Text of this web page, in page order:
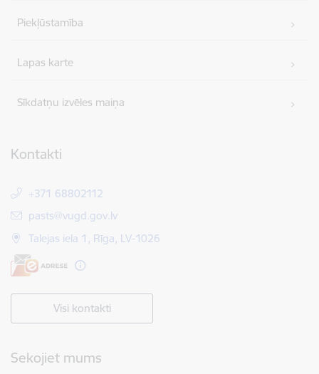
Piekļūstamība
Lapas karte
Sīkdatņu izvēles maiņa
Kontakti
+371 68802112
E-pasts:
pasts@vugd.gov.lv
Talejas iela 1, Rīga, LV-1026
Visi kontakti
Sekojiet mums